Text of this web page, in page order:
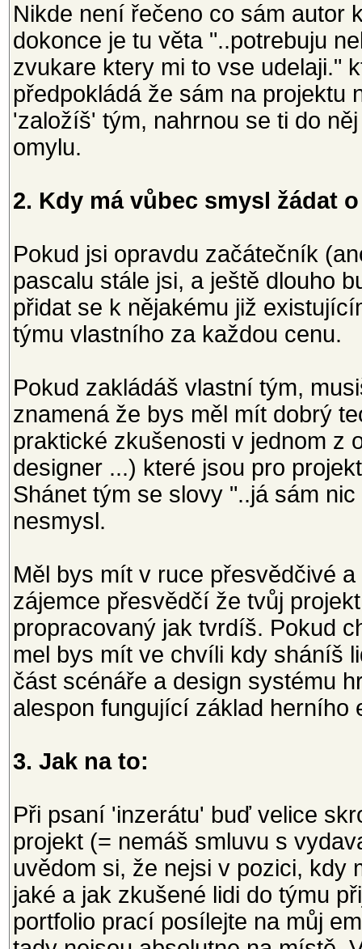
Nikde není řečeno co sám autor
dokonce je tu věta "..potrebuju
zvukare ktery mi to vse udelaji."
předpokládá že sám na projektu
'založíš' tým, nahrnou se ti do
omylu.
2. Kdy má vůbec smysl žádat
Pokud jsi opravdu začátečník
pascalu stále jsi, a ještě dlouho
přidat se k nějakému již
týmu vlastního za každou cenu.
Pokud zakládáš vlastní tým,
znamená že bys měl mít dobrý
praktické zkušenosti v jednom z
designer ...) které jsou pro
Shánet tým se slovy "..já sám
nesmysl.
Měl bys mít v ruce přesvědčivé
zájemce přesvědčí že tvůj
propracovaný jak tvrdíš. Pokud
mel bys mít ve chvíli kdy sháníš
část scénáře a design systému
alespon fungující základ herního
3. Jak na to:
Při psaní 'inzerátu' buď velice
projekt (= nemáš smluvu s
uvědom si, že nejsi v pozici, kdy
jaké a jak zkušené lidi do týmu
portfolio prací posílejte na můj